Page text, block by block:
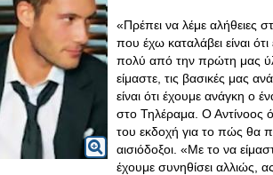
«Πρέπει να λέμε αλήθειες
που έχω καταλάβει είναι
πολύ από την πρώτη μας
είμαστε, τις βασικές μας
είναι ότι έχουμε ανάγκη ο
στο Τηλέραμα. Ο Αντίνοος
του εκδοχή για το πώς θα
αισιόδοξοι. «Με το να
έχουμε συνηθίσει αλλιώς,